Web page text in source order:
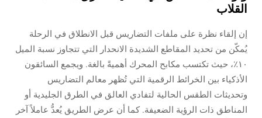
القلاب
إن إلقاء نظرة على ملفات التضاريس قبل الانطلاق في الرحلة
يُمكّن من تحديد المقاطع الشديدة الانحدار التي تتجاوز نسبة الميل
١٠٪، حيث تكتسب مكابح المحرك أهميةً بالغة. ويجمع السائقون
الأذكياء بين الخرائط الرقمية التي تُظهر معالم التضاريس
وتحديثات الطقس الحالية لتفادي العالق في الطرق الجليدية أو
المناطق ذات الرؤية الضعيفة. كما أن عرض الطريق يُعدُّ عاملاً آخر